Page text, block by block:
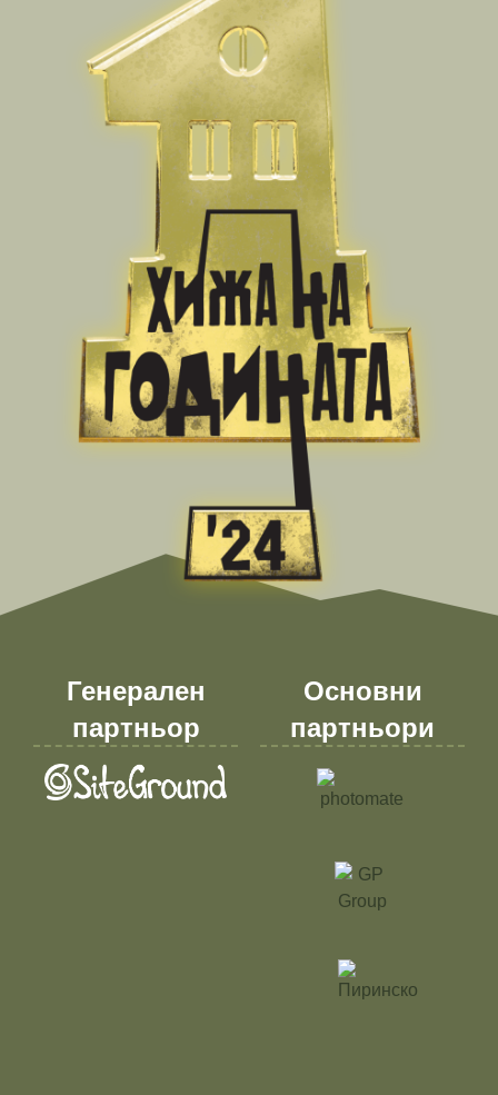
Генерален
партньор
Основни
партньори